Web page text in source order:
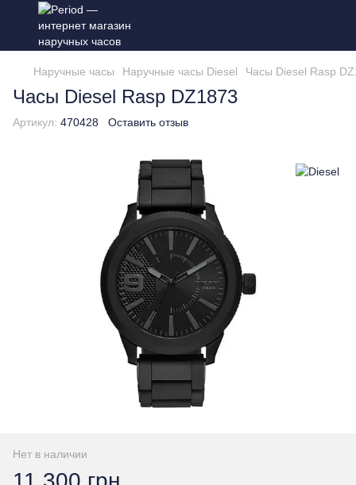
Наручные часы Наручные часы Diesel Часы Diesel Rasp
Часы Diesel Rasp DZ1873
Артикул: 470428 Оставить отзыв
Нет в наличии